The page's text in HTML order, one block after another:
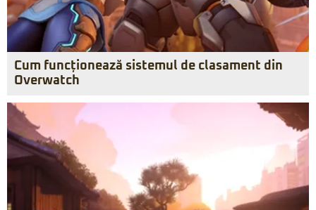
Cum funcționează sistemul de clasament din
Overwatch